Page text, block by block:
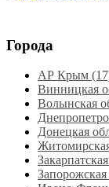
Города
АР Крым
Винницкая
Волынская
Донецкая
Запорожская